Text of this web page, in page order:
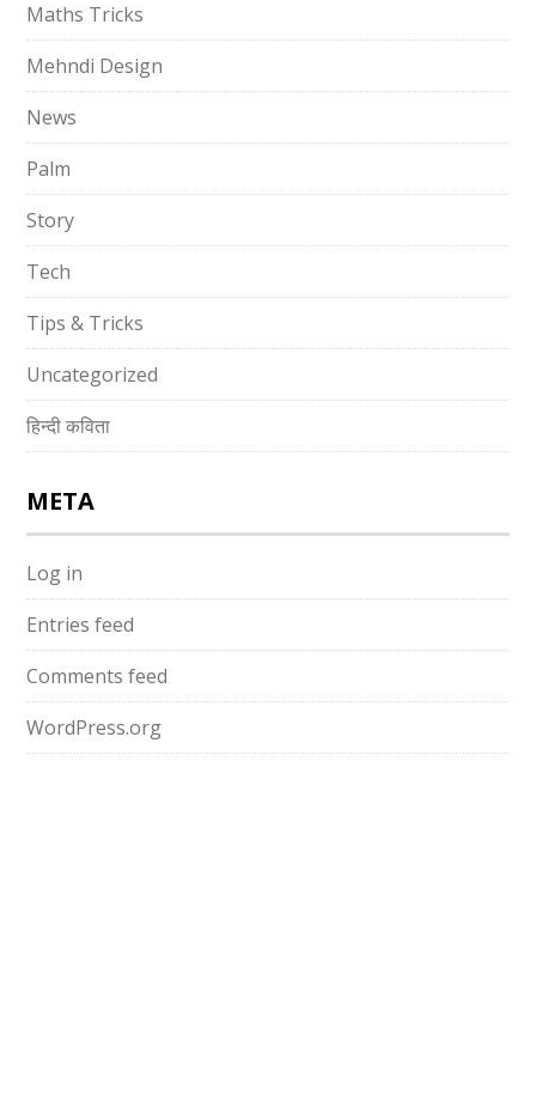
Maths Tricks
Mehndi Design
News
Palm
Story
Tech
Tips & Tricks
Uncategorized
हिन्दी कविता
META
Log in
Entries feed
Comments feed
WordPress.org